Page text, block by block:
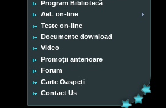
Program Bibliotecă
AeL on-line
Teste on-line
Documente download
Video
Promoții anterioare
Forum
Carte Oaspeți
Contact Us